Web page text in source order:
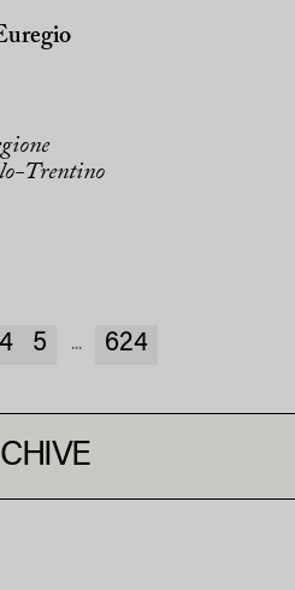
Trentino
4 5 ... 624